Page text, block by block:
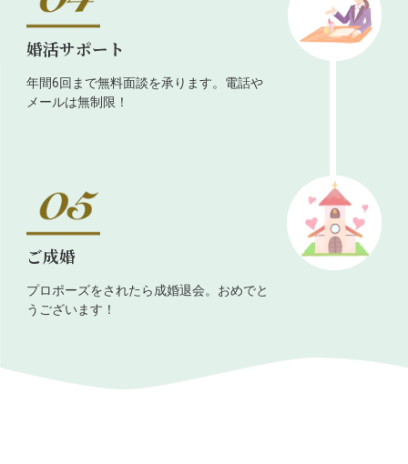
婚活サポート
年間6回まで無料面談を承ります。電話や
メールは無制限！
ご成婚
プロポーズをされたら成婚退会。おめでと
うございます！